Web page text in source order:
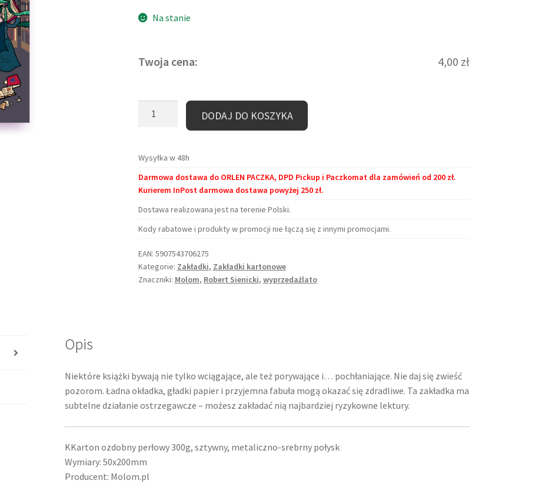
Na stanie
Twoja cena: 4,00 zł
Uważaj
co
czytasz!
DODAJ DO KOSZYKA
Wysyłka w 48h
Darmowa dostawa do ORLEN PACZKA, DPD Pickup i Paczkomat dla zamówień od 200 zł.
Kurierem InPost darmowa dostawa powyżej 250 zł.
Dostawa realizowana jest na terenie Polski.
Kody rabatowe i produkty w promocji nie łączą się z innymi promocjami.
EAN: 5907543706275
Kategorie: Zakładki, Zakładki kartonowe
Znaczniki: Molom, Robert Sienicki, wyprzedażlato
Opis
Niektóre książki bywają nie tylko wciągające, ale też porywające i… pochłaniające. Nie daj się zwieść
pozorom. Ładna okładka, gładki papier i przyjemna fabuła mogą okazać się zdradliwe. Ta zakładka ma
subtelne działanie ostrzegawcze – możesz zakładać nią najbardziej ryzykowne lektury.
KKarton ozdobny perłowy 300g, sztywny, metaliczno-srebrny połysk
Wymiary: 50x200mm
Producent: Molom.pl